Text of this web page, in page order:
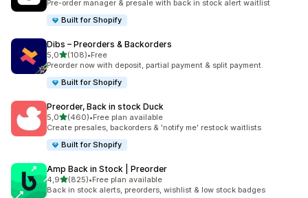
Pre-order manager & presale with back in stock alert waitlist
Built for Shopify
Dibs – Preorders & Backorders
5,0z 5 hvězd
(108)
Celkový počet recenzí: 108
•Free
Preorder now with deposit, partial payment & split payment.
Built for Shopify
Preorder, Back in stock Duck
5,0z 5 hvězd
(460)
Celkový počet recenzí: 460
•Free plan available
Create presales, backorders & 'notify me' restock waitlists
Built for Shopify
Amp Back in Stock | Preorder
4,9z 5 hvězd
(825)
Celkový počet recenzí: 825
•Free plan available
Back in stock alerts, preorders, wishlist & low stock badges